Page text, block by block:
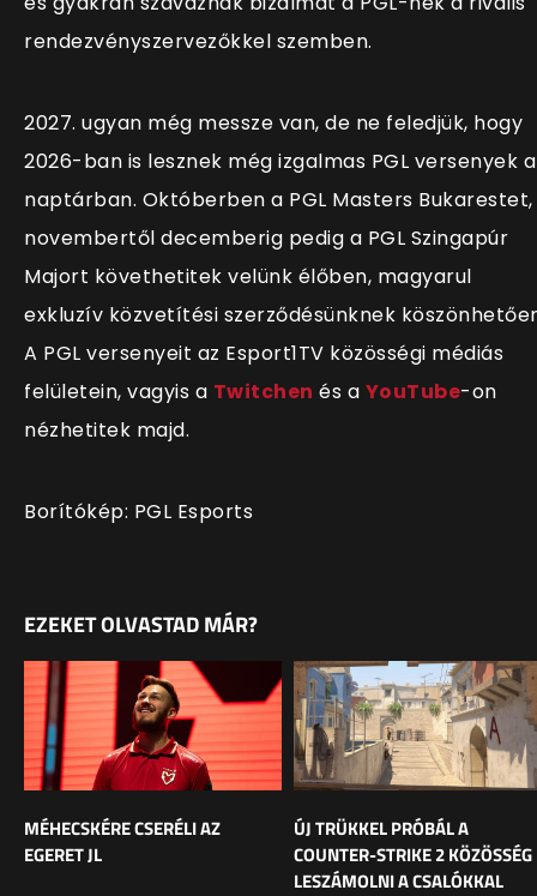
rendezvényszervezőkkel szemben.
2027. ugyan még messze van, de ne feledjük, hogy
2026-ban is lesznek még izgalmas PGL versenyek a
naptárban. Októberben a PGL Masters Bukarestet,
novembertől decemberig pedig a PGL Szingapúr
Majort követhetitek velünk élőben, magyarul
exkluzív közvetítési szerződésünknek
A PGL versenyeit az Esport1TV közösségi médiás
felületein, vagyis a Twitchen és a YouTube-on
nézhetitek majd.
Borítókép: PGL Esports
EZEKET OLVASTAD MÁR?
MÉHECSKÉRE CSERÉLI AZ
EGERET JL
ÚJ TRÜKKEL PRÓBÁL A
COUNTER-STRIKE 2 KÖZÖSSÉG
LESZÁMOLNI A CSALÓKKAL